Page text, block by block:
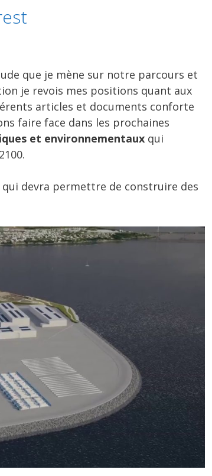
que je mène sur notre parcours et
je revois mes positions quant aux
articles et documents conforte
faire face dans les prochaines
et environnementaux qui
devra permettre de construire des